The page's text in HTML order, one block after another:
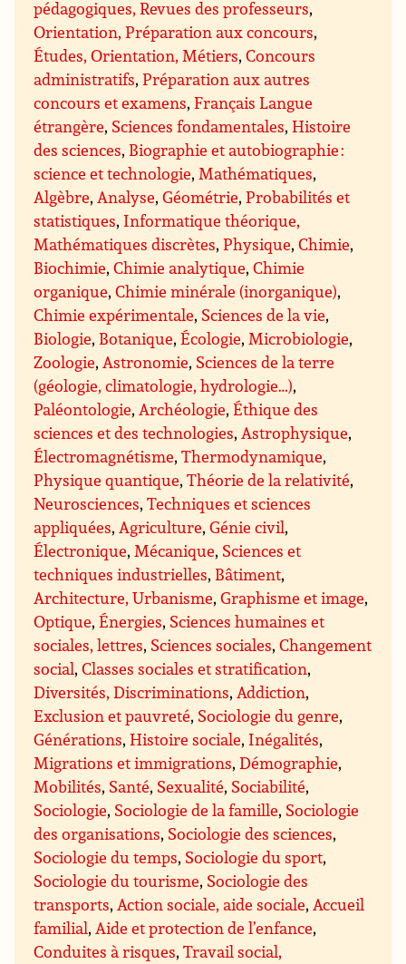
pédagogiques, Revues des professeurs,
Orientation, Préparation aux concours,
Études, Orientation, Métiers,Concours
administratifs,Préparation aux autres
concours et examens,Français Langue
étrangère, Sciences fondamentales,Histoire
des sciences, Biographie et autobiographie :
science et technologie, Mathématiques,
Algèbre, Analyse,Géométrie,Probabilités et
statistiques, Informatique théorique,
Mathématiques discrètes,Physique,Chimie,
Biochimie,Chimie analytique,Chimie
organique,Chimie minérale (inorganique),
Chimie expérimentale, Sciences de la vie,
Biologie, Botanique,Écologie, Microbiologie,
Zoologie, Astronomie, Sciences de la terre
(géologie, climatologie, hydrologie…),
Paléontologie, Archéologie,Éthique des
sciences et des technologies, Astrophysique,
Électromagnétisme,Thermodynamique,
Physique quantique,Théorie de la relativité,
Neurosciences,Techniques et sciences
appliquées, Agriculture,Génie civil,
Électronique, Mécanique, Sciences et
techniques industrielles, Bâtiment,
Architecture, Urbanisme,Graphisme et image,
Optique,Énergies, Sciences humaines et
sociales, lettres, Sciences sociales,Changement
social,Classes sociales et stratification,
Diversités, Discriminations, Addiction,
Exclusion et pauvreté, Sociologie du genre,
Générations,Histoire sociale, Inégalités,
Migrations et immigrations,Démographie,
Mobilités, Santé, Sexualité, Sociabilité,
Sociologie, Sociologie de la famille, Sociologie
des organisations, Sociologie des sciences,
Sociologie du temps, Sociologie du sport,
Sociologie du tourisme, Sociologie des
transports, Action sociale, aide sociale, Accueil
familial, Aide et protection de l’enfance,
Conduites à risques,Travail social,